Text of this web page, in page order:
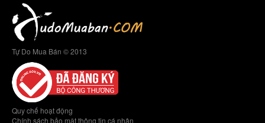
Tự Do Mua Bán © 2013
Quy chế hoạt động
Chính sách bảo mật thông tin cá nhân